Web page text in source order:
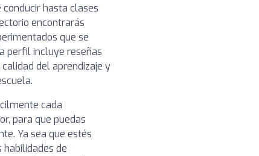
hasta clases
encontrarás
que se
perfil incluye reseñas
del aprendizaje y
cada
para que puedas
Ya sea que estés
de